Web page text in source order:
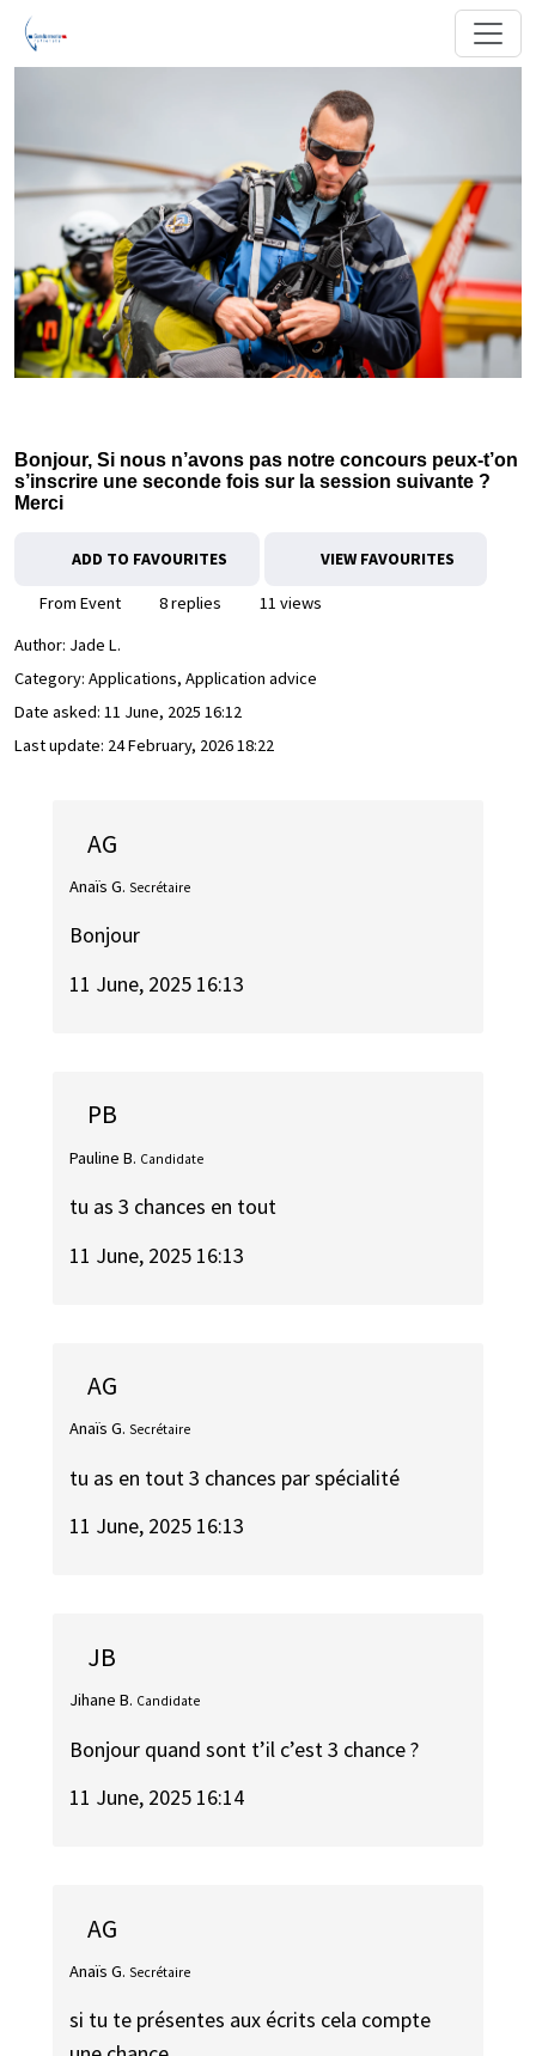
Bonjour, Si nous n’avons pas notre concours peux-t’on
s’inscrire une seconde fois sur la session suivante ?
Merci
ADD TO FAVOURITES VIEW FAVOURITES
From Event 8 replies
11 views
Author: Jade L.
Category: Applications, Application advice
Date asked: 11 June, 2025 16:12
Last update: 24 February, 2026 18:22
AG
Anaïs G. Secrétaire
Bonjour
11 June, 2025 16:13
PB
Pauline B. Candidate
tu as 3 chances en tout
11 June, 2025 16:13
AG
Anaïs G. Secrétaire
tu as en tout 3 chances par spécialité
11 June, 2025 16:13
JB
Jihane B. Candidate
Bonjour quand sont t’il c’est 3 chance ?
11 June, 2025 16:14
AG
Anaïs G. Secrétaire
si tu te présentes aux écrits cela compte